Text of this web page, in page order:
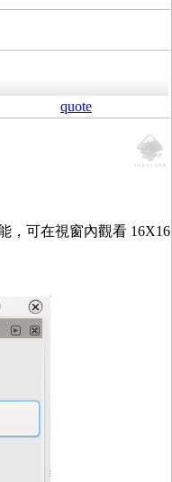
quote
，可在視窗內觀看 16X16